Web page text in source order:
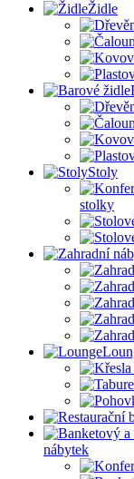
Židle
Stoly
stolky
nábytek